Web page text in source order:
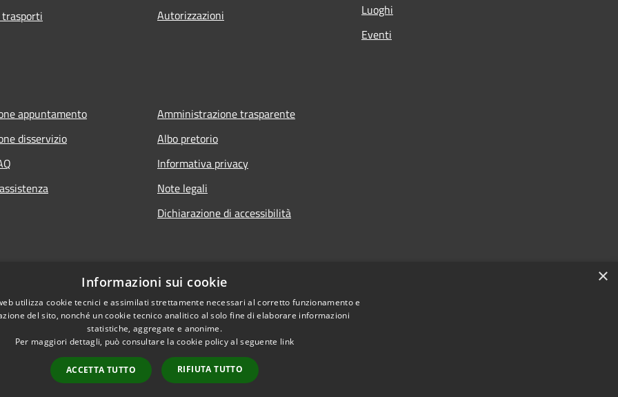
Autorizzazioni
Luoghi
Eventi
appuntamento
disservizio
Amministrazione trasparente
Albo pretorio
Informativa privacy
Note legali
Dichiarazione di accessibilità
Copyright © 2026 • Comune di Alta Val Tidone • Powered by
×
Informazioni sui cookie
utilizza cookie tecnici e assimilati strettamente necessari al corretto funzionamento e
del sito, nonché un cookie tecnico analitico al solo fine di elaborare informazioni
statistiche, aggregate e anonime.
Per maggiori dettagli, può consultare la cookie policy al seguente link
ACCETTA TUTTO RIFIUTA TUTTO